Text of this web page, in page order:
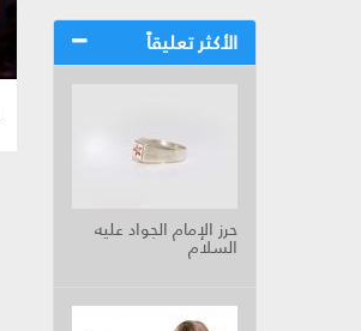
الأكثر تعليقاً
حرز الإمام الجواد عليه
السلام